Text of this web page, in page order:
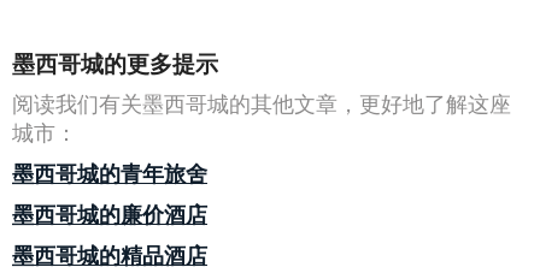
墨西哥城的更多提示
阅读我们有关墨西哥城的其他文章，更好地了解这座
城市：
墨西哥城的青年旅舍
墨西哥城的廉价酒店
墨西哥城的精品酒店